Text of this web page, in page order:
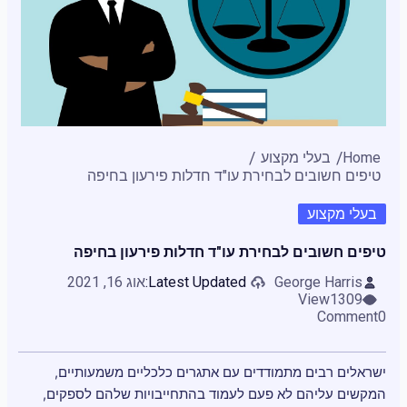
Home
בעלי מקצוע
טיפים חשובים לבחירת עו"ד חדלות פירעון בחיפה
בעלי מקצוע
טיפים חשובים לבחירת עו"ד חדלות פירעון בחיפה
George Harris
Latest Updated:אוג 16, 2021
1309
View
Comment
ישראלים רבים מתמודדים עם אתגרים כלכליים משמעותיים,
המקשים עליהם לא פעם לעמוד בהתחייבויות שלהם לספקים,